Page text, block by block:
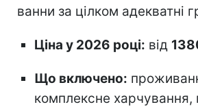
ванни за цілком адекватні
Ціна у 2026 році: від
Що включено:
комплексне харчування,